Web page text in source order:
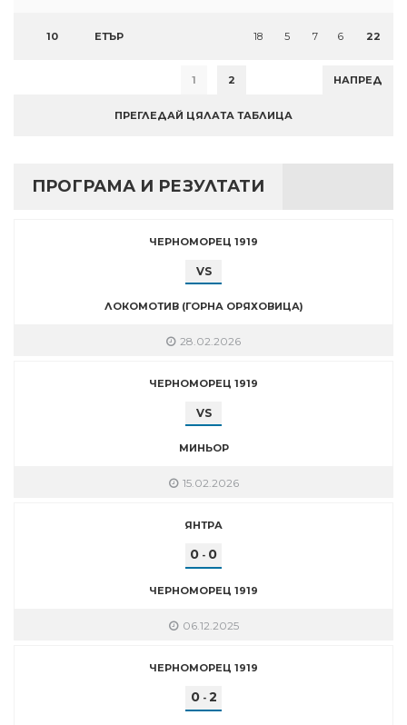
10 ЕТЪР 18 5 7 6 22
1 2 НАПРЕД
ПРЕГЛЕДАЙ ЦЯЛАТА ТАБЛИЦА
ПРОГРАМА И РЕЗУЛТАТИ
ЧЕРНОМОРЕЦ 1919
VS
ЛОКОМОТИВ (ГОРНА ОРЯХОВИЦА)
28.02.2026
ЧЕРНОМОРЕЦ 1919
VS
МИНЬОР
15.02.2026
ЯНТРА
0 - 0
ЧЕРНОМОРЕЦ 1919
06.12.2025
ЧЕРНОМОРЕЦ 1919
0- 2